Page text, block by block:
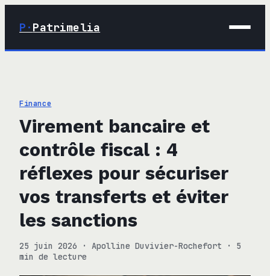
P· Patrimelia
03 · Immobilier
04 · Finance
Finance
Virement bancaire et
contrôle fiscal : 4
réflexes pour sécuriser
vos transferts et éviter
les sanctions
25 juin 2026 · Apolline Duvivier-Rochefort ·
5
min de lecture